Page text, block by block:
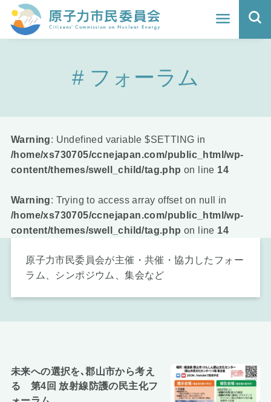
ホーム
よくわかる福島原発事故
核のごみの行方と課題
どうする？エネルギー
原子力市民委員会について
活動報告
フォーラム
Warning: Undefined variable $SETTING in
/home/xs730705/ccnejapan.com/public_html/wp-
content/themes/swell_child/tag.php on line 14
Warning: Trying to access array offset on null in
/home/xs730705/ccnejapan.com/public_html/wp-
content/themes/swell_child/tag.php on line 14
原子力市民委員会が主催・共催・協力したフォー
ラム、シンポジウム、集会など
未来への選択を､郡山市から考え
る 第4回 放射線防護の民主化フ